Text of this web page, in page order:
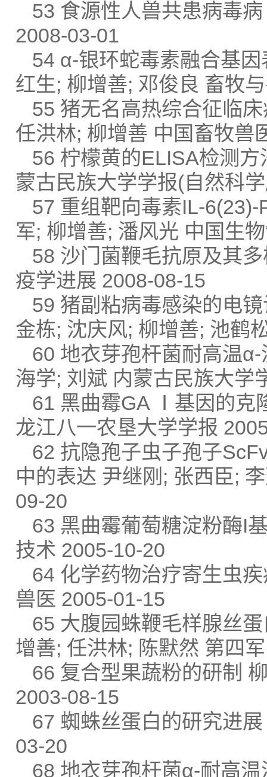
53 食源性人兽共患病毒
2008-03-01
54 α-银环蛇毒素融合基
红生; 柳增善; 邓俊良 畜牧
55 猪无名高热综合征临
任洪林; 柳增善 中国畜牧兽
56 柠檬黄的ELISA检测
蒙古民族大学学报(自然科
57 重组靶向毒素IL-
军; 柳增善; 潘风光 中国生
58 沙门菌鞭毛抗原及其
疫学进展 2008-08-15
59 猪副粘病毒感染的电
金栋; 沈庆风; 柳增善; 池鹤
60 地衣芽孢杆菌耐高温
海学; 刘斌 内蒙古民族大学
61 黑曲霉GA Ⅰ基因的克
龙江八一农垦大学学报
62 抗隐孢子虫子孢子
中的表达 尹继刚; 张西臣;
09-20
63 黑曲霉葡萄糖淀粉酶I
技术 2005-10-20
64 化学药物治疗寄生虫
兽医 2005-01-15
65 大腹园蛛鞭毛样腺丝
增善; 任洪林; 陈默然 第四
66 复合型果蔬粉的研制
2003-08-15
67 蜘蛛丝蛋白的研究进
03-20
68 地衣芽孢杆菌α-耐高